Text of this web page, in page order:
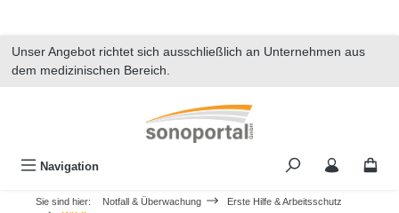
Unser Angebot richtet sich ausschließlich an Unternehmen aus
dem medizinischen Bereich.
Navigation
Sie sind hier: Notfall & Überwachung
Erste Hilfe & Arbeitsschutz